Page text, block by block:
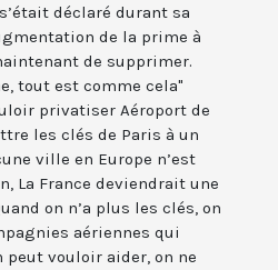
déclaré durant sa
de la prime à
de supprimer.
tout est comme cela"
privatiser Aéroport de
les clés de Paris à un
ville en Europe n’est
La France deviendrait une
on n’a plus les clés, on
aériennes qui
peut vouloir aider, on ne